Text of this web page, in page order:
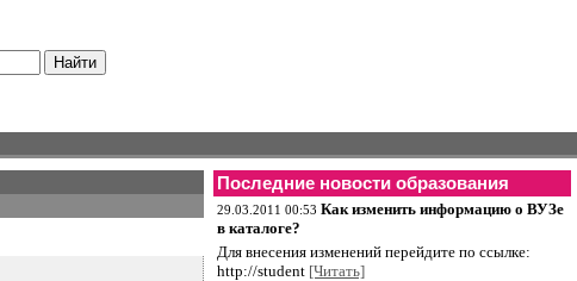
Последние новости образования
29.03.2011 00:53 Как изменить информацию о ВУЗе
в каталоге?
Для внесения изменений перейдите по ссылке:
http://student [Читать]